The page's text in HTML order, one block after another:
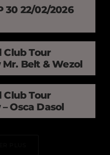
2026
Club Tour
Belt & Wezol
Club Tour
Osca Dasol